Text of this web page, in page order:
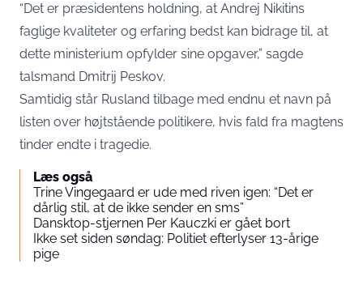
“Det er præsidentens holdning, at Andrej Nikitins
faglige kvaliteter og erfaring bedst kan bidrage til, at
dette ministerium opfylder sine opgaver,” sagde
talsmand Dmitrij Peskov.
Samtidig står Rusland tilbage med endnu et navn på
listen over højtstående politikere, hvis fald fra magtens
tinder endte i tragedie.
Læs også
Trine Vingegaard er ude med riven igen: “Det er
dårlig stil, at de ikke sender en sms”
Dansktop-stjernen Per Kauczki er gået bort
Ikke set siden søndag: Politiet efterlyser 13-årige
pige